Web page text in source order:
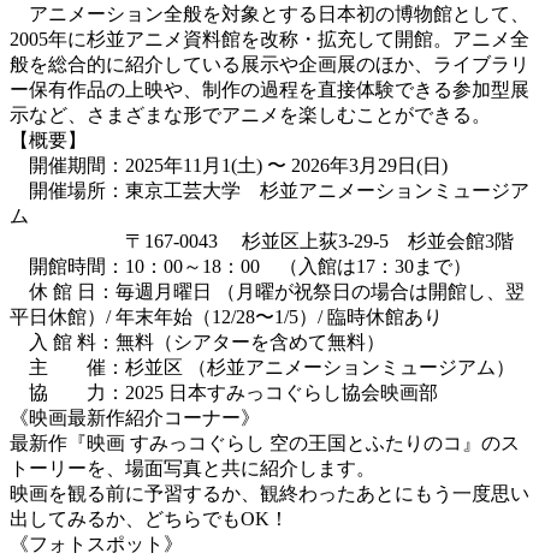
アニメーション全般を対象とする日本初の博物館として、
2005年に杉並アニメ資料館を改称・拡充して開館。アニメ全
般を総合的に紹介している展示や企画展のほか、ライブラリ
ー保有作品の上映や、制作の過程を直接体験できる参加型展
示など、さまざまな形でアニメを楽しむことができる。
【概要】
開催期間：2025年11月1(土) 〜 2026年3月29日(日)
開催場所：東京工芸大学 杉並アニメーションミュージア
ム
〒167-0043 杉並区上荻3-29-5 杉並会館3階
開館時間：10：00～18：00 （入館は17：30まで）
休 館 日：毎週月曜日 （月曜が祝祭日の場合は開館し、翌
平日休館）/ 年末年始（12/28〜1/5）/ 臨時休館あり
入 館 料：無料（シアターを含めて無料）
主 催：杉並区 （杉並アニメーションミュージアム）
協 力：2025 日本すみっコぐらし協会映画部
《映画最新作紹介コーナー》
最新作『映画 すみっコぐらし 空の王国とふたりのコ』のス
トーリーを、場面写真と共に紹介します。
映画を観る前に予習するか、観終わったあとにもう一度思い
出してみるか、どちらでもOK！
《フォトスポット》